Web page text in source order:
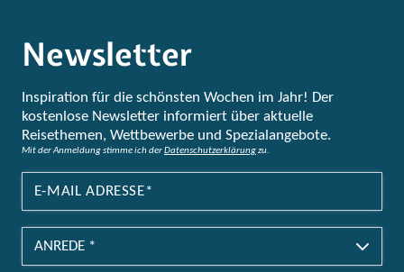
Newsletter
Inspiration für die schönsten Wochen im Jahr! Der
kostenlose Newsletter informiert über aktuelle
Reisethemen, Wettbewerbe und Spezialangebote.
Mit der Anmeldung stimme ich derDatenschutzerklärungzu.